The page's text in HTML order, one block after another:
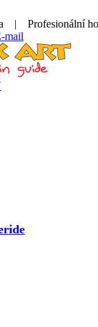
Profesionální
mail